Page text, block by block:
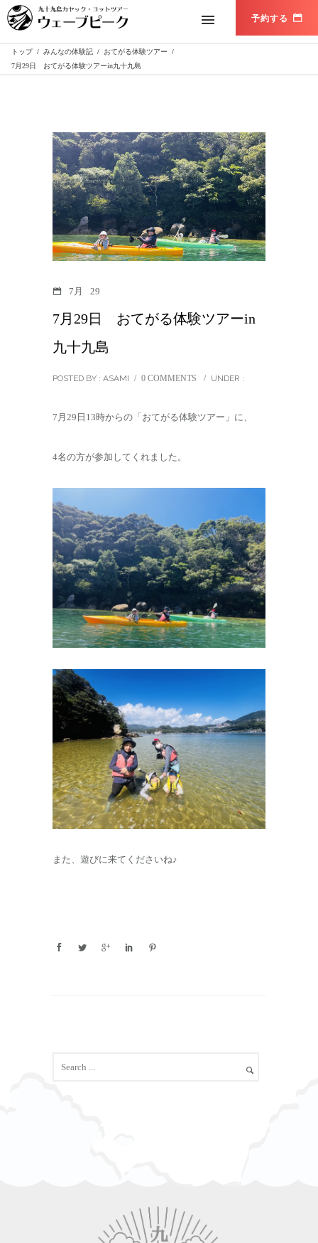
トップ / みんなの体験記 / おてがる体験ツアー
/
7月29日 おてがる体験ツアーin九十九島
7月 29
7月29日 おてがる体験ツアーin
九十九島
POSTED BY : ASAMI / 0 COMMENTS / UNDER :
7月29日13時からの「おてがる体験ツアー」に、
4名の方が参加してくれました。
また、遊びに来てくださいね♪